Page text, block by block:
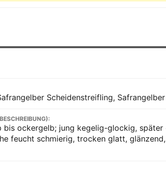
Scheidenstreifling,
bis ockergelb; jung kegelig-glockig,
feucht schmierig, trocken glatt,